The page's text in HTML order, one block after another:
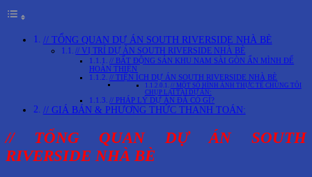
// TỔNG QUAN DỰ ÁN SOUTH RIVERSIDE NHÀ BÈ
// VỊ TRÍ DỰ ÁN SOUTH RIVERSIDE NHÀ BÈ
// BẤT ĐỘNG SẢN KHU NAM SÀI GÒN ẨN MÌNH ĐỂ
HOÀN THIỆN
// TIỆN ÍCH DỰ ÁN SOUTH RIVERSIDE NHÀ BÈ
// MỘT SỐ HÌNH ẢNH THỰC TẾ CHÚNG TÔI
CHỤP LẠI TẠI DỰ ÁN:
// PHÁP LÝ DỰ ÁN ĐÃ CÓ GÌ?
// GIÁ BÁN & PHƯƠNG THỨC THANH TOÁN:
// TỔNG QUAN DỰ ÁN SOUTH
RIVERSIDE NHÀ BÈ